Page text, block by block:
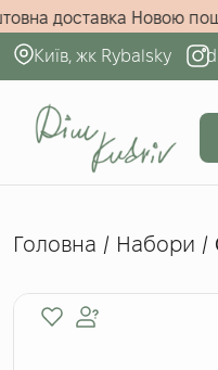
Безкоштовна
Київ, жк Rybalsky
Головна / Набори /